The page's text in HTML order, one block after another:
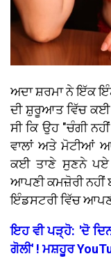
ਅਦਾ ਸ਼ਰਮਾ ਨੇ ਇੱਕ
ਦੀ ਸ਼ੁਰੂਆਤ ਵਿੱਚ ਕਈ
ਸੀ ਕਿ ਉਹ "ਚੰਗੀ
ਵਾਲਾਂ ਅਤੇ ਮੋਟੀਆਂ
ਕਈ ਤਾਣੇ ਸੁਣਨੇ ਪਏ
ਆਪਣੀ ਕਮਜ਼ੋਰੀ ਨਹੀਂ
ਇੰਡਸਟਰੀ ਵਿੱਚ
ਇਹ ਵੀ ਪੜ੍ਹੋ: 'ਦੋ
ਗੋਲੀ' ! ਮਸ਼ਹੂਰ